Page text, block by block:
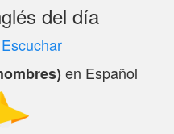
del día
Escuchar
en Español